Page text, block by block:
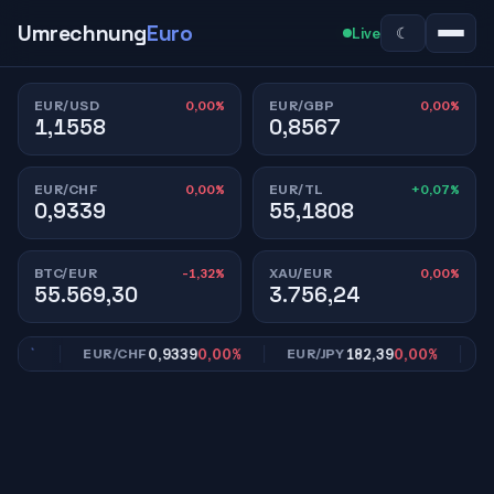
UmrechnungEuro Live ☾
EUR/USD 0,00%
1,1558
EUR/GBP 0,00%
0,8567
EUR/CHF 0,00%
0,9339
EUR/TL +0,07%
55,1808
BTC/EUR -1,32%
55.569,30
XAU/EUR 0,00%
3.756,24
EUR/CHF0,93390,00% EUR/JPY182,390,00%